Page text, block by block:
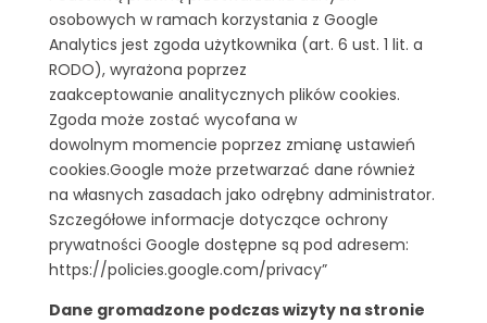
osobowych w ramach korzystania z Google
Analytics jest zgoda użytkownika (art. 6 ust. 1 lit. a
RODO), wyrażona poprzez
zaakceptowanie analitycznych plików cookies.
Zgoda może zostać wycofana w
dowolnym momencie poprzez zmianę ustawień
cookies.Google może przetwarzać dane również
na własnych zasadach jako odrębny administrator.
Szczegółowe informacje dotyczące ochrony
prywatności Google dostępne są pod adresem:
https://policies.google.com/privacy”
Dane gromadzone podczas wizyty na stronie